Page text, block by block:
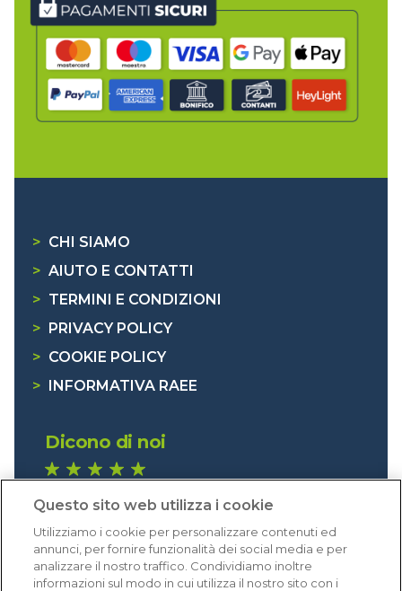
> CHI SIAMO
> AIUTO E CONTATTI
> TERMINI E CONDIZIONI
>
PRIVACY POLICY
> COOKIE POLICY
>
INFORMATIVA RAEE
Dicono di noi
Eccellente (4,8)
Acquisti verificati
Questo sito web utilizza i cookie
Utilizziamo i cookie per personalizzare contenuti ed
annunci, per fornire funzionalità dei social media e per
analizzare il nostro traffico. Condividiamo inoltre
informazioni sul modo in cui utilizza il nostro sito con i